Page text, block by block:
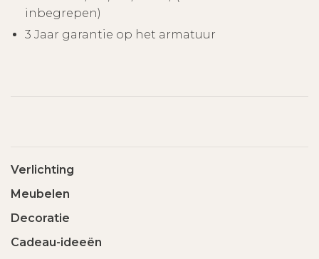
inbegrepen)
3 Jaar garantie op het armatuur
Verlichting
Meubelen
Decoratie
Cadeau-ideeën